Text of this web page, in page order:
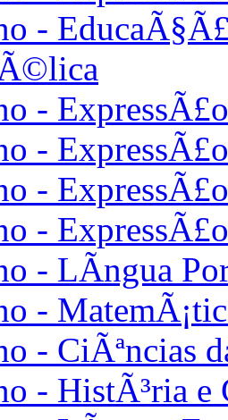
-
-
-
-
-
- LÃ­ngua
-
- CiÃªncias
- HistÃ³ria e